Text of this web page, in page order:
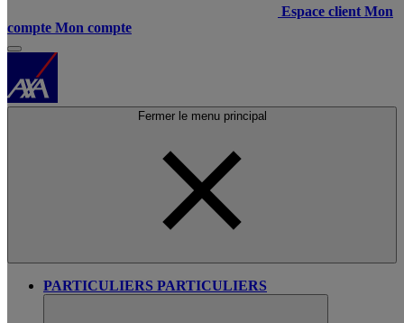
Espace client Mon
compte Mon compte
Fermer le menu principal
PARTICULIERS PARTICULIERS